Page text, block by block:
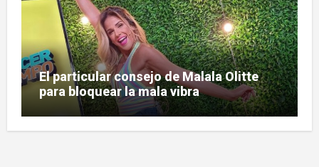
El particular consejo de Malala Olitte
para bloquear la mala vibra